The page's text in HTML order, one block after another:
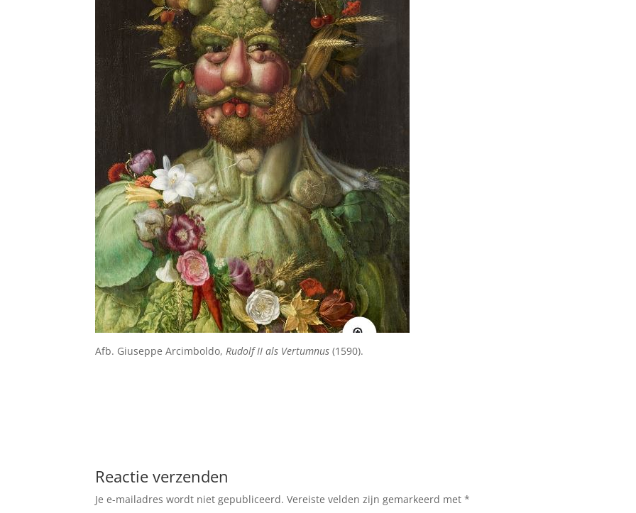
Afb. Giuseppe Arcimboldo,Rudolf II als Vertumnus (1590).
Reactie verzenden
Je e-mailadres wordt niet gepubliceerd. Vereiste velden zijn gemarkeerd met*